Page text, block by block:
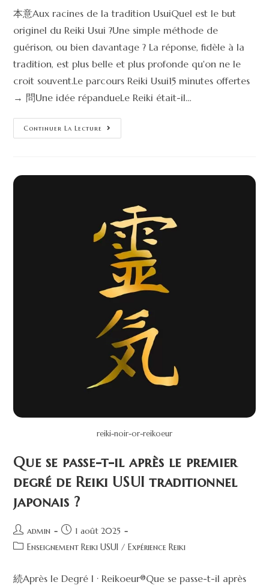
本意Aux racines de la tradition UsuiQuel est le but
originel du Reiki Usui ?Une simple méthode de
guérison, ou bien davantage ? La réponse, fidèle à la
tradition, est plus belle et plus profonde qu'on ne le
croit souvent.Le parcours Reiki Usui15 minutes offertes
→ 問Une idée répandueLe Reiki était-il…
Continuer La Lecture
reiki-noir-or-reikoeur
Que se passe-t-il après le premier
degré de Reiki USUI traditionnel
japonais ?
admin
1 août 2025
Enseignement Reiki USUI / Expérience Reiki
続Après le Degré I · Reikoeur®Que se passe-t-il après